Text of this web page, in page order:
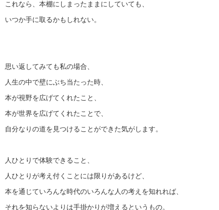
これなら、本棚にしまったままにしていても、
いつか手に取るかもしれない。
思い返してみても私の場合、
人生の中で壁にぶち当たった時、
本が視野を広げてくれたこと、
本が世界を広げてくれたことで、
自分なりの道を見つけることができた気がします。
人ひとりで体験できること、
人ひとりが考え付くことには限りがあるけど、
本を通じていろんな時代のいろんな人の考えを知れれば、
それを知らないよりは手掛かりが増えるというもの。